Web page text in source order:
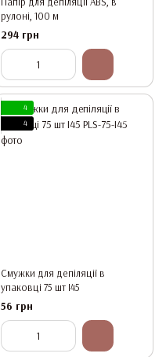
рулоні, 100 м
294 грн
4
4
Смужки для депіляції в
упаковці 75 шт I45
56 грн